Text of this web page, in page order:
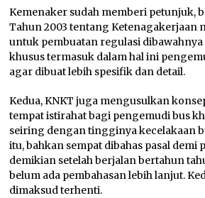
Kemenaker sudah memberi petunjuk,
Tahun 2003 tentang Ketenagakerjaan
untuk pembuatan regulasi
khusus termasuk dalam hal ini
agar dibuat lebih spesifik dan detail.
Kedua, KNKT juga mengusulkan
tempat istirahat bagi pengemudi bus
seiring dengan tingginya kecelakaan
itu, bahkan sempat dibahas pasal demi
demikian setelah berjalan bertahun
belum ada pembahasan lebih lanjut.
dimaksud terhenti.